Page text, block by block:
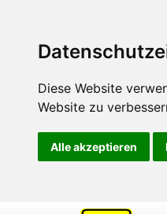
Diese Website
Website zu
Alle akzeptieren